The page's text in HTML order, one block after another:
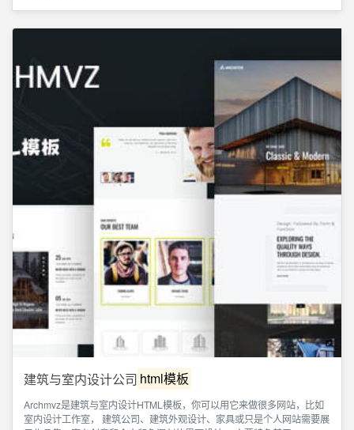
建筑与室内设计公司 html模板
Archmvz是建筑与室内设计HTML模板，你可以用它来做很多网站，比如
室内设计工作室， 建筑公司、建筑外观设计、家具或只是个人网站需要展